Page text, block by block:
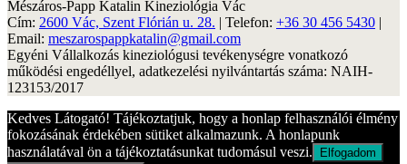
Mészáros-Papp Katalin Kineziológia Vác
Cím: 2600 Vác, Szent Flórián u. 28. | Telefon: +36 30 456 5430 |
Email: meszarospappkatalin@gmail.com
Egyéni Vállalkozás kineziológusi tevékenységre vonatkozó
működési engedéllyel, adatkezelési nyilvántartás száma: NAIH-
123153/2017
Kedves Látogató! Tájékoztatjuk, hogy a honlap felhasználói élmény
fokozásának érdekében sütiket alkalmazunk. A honlapunk
használatával ön a tájékoztatásunkat tudomásul veszi.
Elfogadom